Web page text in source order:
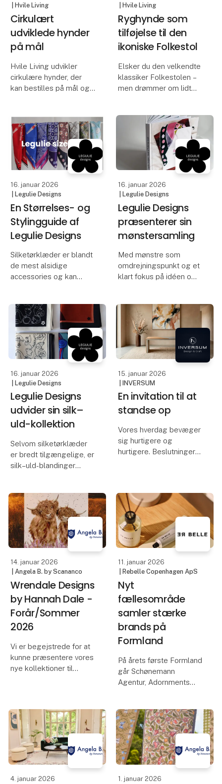
| Hvile Living
Cirkulært
udviklede hynder
på mål
Hvile Living udvikler
cirkulære hynder, der
kan bestilles på mål og i
rådighed.
Tekstilet her er udviklet i
samarbejde med ELA
Re:Made, på deres
| Hvile Living
Ryghynde som
tilføjelse til den
ikoniske Folkestol
Elsker du den velkendte
klassiker Folkestolen –
men drømmer om lidt
Hos Hvile Living har vi
designet en ny
ryghynde, som en smuk
tilføjelse, der giver
stolen et ekstra lag kom
16. januar 2026
| Legulie Designs
En Størrelses- og
Stylingguide af
Legulie Designs
Silketørklæder er blandt
de mest alsidige
accessories og kan
halsen er tidløst elegant,
men de forskellige
størrelser åbner op for
endnu flere måder at
bær
16. januar 2026
| Legulie Designs
Legulie Designs
præsenterer sin
mønstersamling
Med mønstre som
omdrejningspunkt og et
klart fokus på idéen om
samling på mere end 30
tørklædemønstre, nu
præsenteret i form af en
elegant coffee table-
bog. P
16. januar 2026
| Legulie Designs
Legulie Designs
udvider sin silk–
uld-kollektion
Selvom silketørklæder
er bredt tilgængelige, er
silk–uld-blandinger
kombination gør
tørklædet særligt
alsidigt: let og samtidig
varmt, raffineret og
funktionelt – et
15. januar 2026
| INVERSUM
En invitation til at
standse op
Vores hverdag bevæger
sig hurtigere og
hurtigere. Beslutninger
Midt i den bevægelse
vælger Inversum bevidst
det modsatte:
langsomhed,
14. januar 2026
| Angela B. by Scananco
Wrendale Designs
by Hannah Dale -
Forår/Sommer
2026
Vi er begejstrede for at
kunne præsentere vores
nye kollektioner til
helt nye kunstværker og
inkluderer nogle smukke
nye brevpapirer - vi els
11. januar 2026
| Rebelle Copenhagen ApS
Nyt
fællesområde
samler stærke
brands på
Formland
På årets første Formland
går Schønemann
Agentur, Adornments
om at skabe et unikt og
inspirerende område,
hvor design, kvalitet og
kreativitet smelter
sammen i én f
4. januar 2026 1. januar 2026